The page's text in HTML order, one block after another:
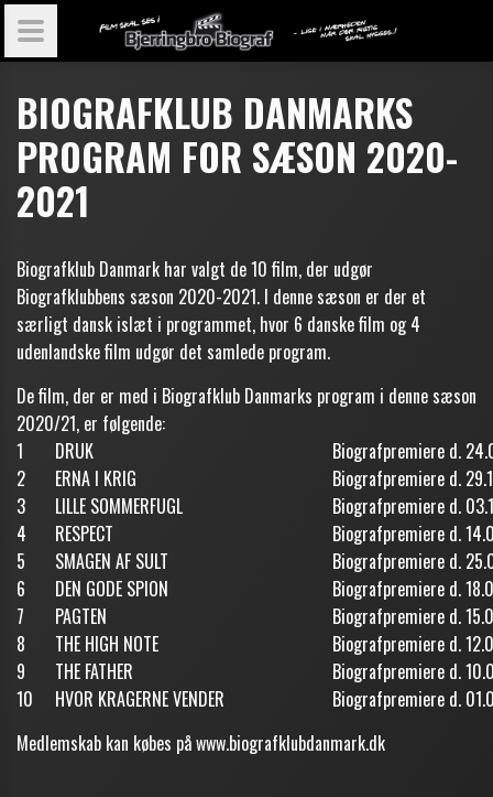
BIOGRAFKLUB DANMARKS
PROGRAM FOR SÆSON 2020-
2021
Biografklub Danmark har valgt de 10 film, der udgør
Biografklubbens sæson 2020-2021. I denne sæson er der et
særligt dansk islæt i programmet, hvor 6 danske film og 4
udenlandske film udgør det samlede program.
De film, der er med i Biografklub Danmarks program i denne sæson
2020/21, er følgende:
1
DRUK
Biografpremiere d.
2
ERNA I KRIG
Biografpremiere d.
3
LILLE SOMMERFUGL
Biografpremiere d.
4
RESPECT
Biografpremiere d.
5
SMAGEN AF SULT
Biografpremiere d.
6
DEN GODE SPION
Biografpremiere d.
7
PAGTEN
Biografpremiere d.
8
THE HIGH NOTE
Biografpremiere d.
9
THE FATHER
Biografpremiere d.
10
HVOR KRAGERNE VENDER
Biografpremiere d.
Medlemskab kan købes påwww.biografklubdanmark.dk